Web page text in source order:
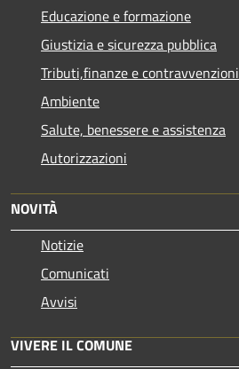
Educazione e formazione
Giustizia e sicurezza pubblica
Tributi,finanze e contravvenzioni
Ambiente
Salute, benessere e assistenza
Autorizzazioni
NOVITÀ
Notizie
Comunicati
Avvisi
VIVERE IL COMUNE